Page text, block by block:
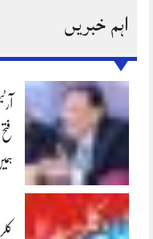
اہم خبریں